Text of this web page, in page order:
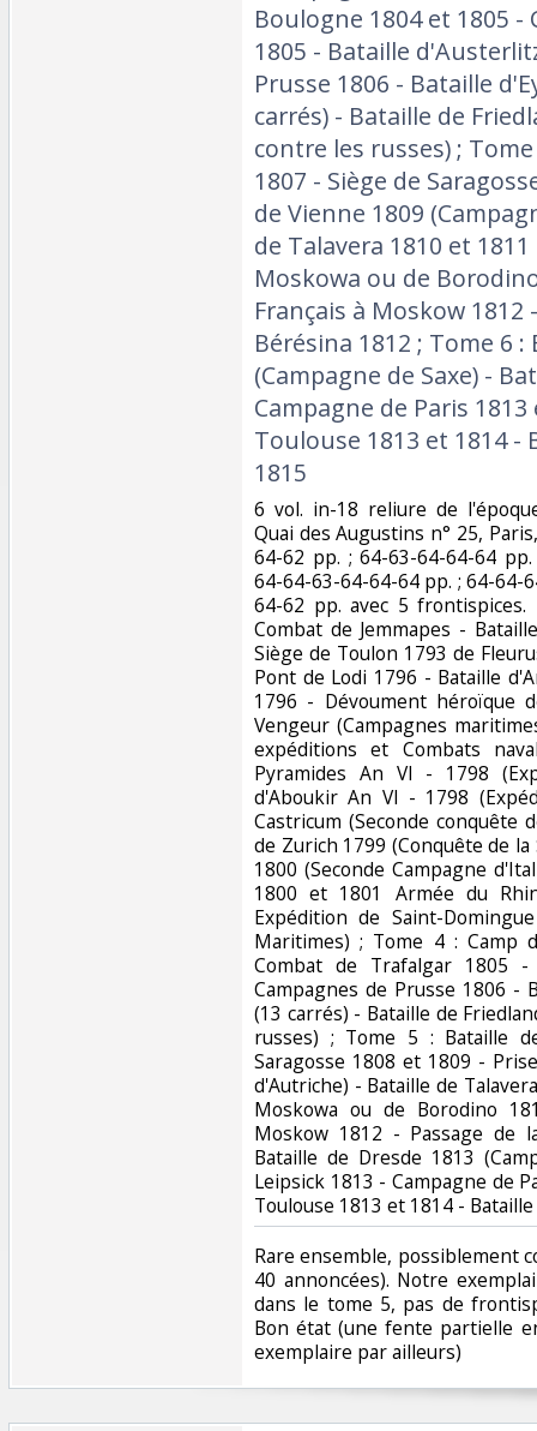
Boulogne 1804 et 1805
1805 - Bataille
Prusse 1806 - Bataille
carrés) - Bataille de
contre les russes) ;
1807 - Siège de
de Vienne 1809
de Talavera 1810 et
Moskowa ou de
Français à Moskow 1812
Bérésina 1812 ; Tome 6
(Campagne de Saxe) -
Campagne de Paris
Toulouse 1813 et 1814 -
1815‎
‎6 vol. in-18 reliure de
Quai des Augustins n° 25,
64-62 pp. ; 64-63-64-64-64
64-64-63-64-64-64 pp. ; 64-64-
64-62 pp. avec 5
Combat de Jemmapes -
Siège de Toulon 1793 de
Pont de Lodi 1796 - Bataille
1796 - Dévoument héroïque
Vengeur (Campagnes
expéditions et Combats
Pyramides An VI - 1798
d'Aboukir An VI - 1798
Castricum (Seconde conquête
de Zurich 1799 (Conquête de
1800 (Seconde Campagne
1800 et 1801 Armée du
Expédition de Saint-
Maritimes) ; Tome 4 : Camp
Combat de Trafalgar 1805
Campagnes de Prusse 1806 -
(13 carrés) - Bataille de
russes) ; Tome 5 : Bataille
Saragosse 1808 et 1809 -
d'Autriche) - Bataille de
Moskowa ou de Borodino
Moskow 1812 - Passage de
Bataille de Dresde 1813
Leipsick 1813 - Campagne de
Toulouse 1813 et 1814 -
‎Rare ensemble, possiblement
40 annoncées). Notre
dans le tome 5, pas de
Bon état (une fente partielle
exemplaire par ailleurs)‎